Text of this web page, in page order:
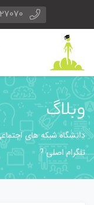
وبلاگ
دانشگاه شبکه های
تلگرام اصلی ?